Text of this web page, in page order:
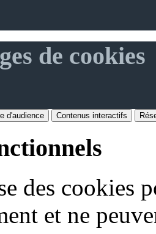
de cookies
d'audience Contenus interactifs
des cookies
et ne